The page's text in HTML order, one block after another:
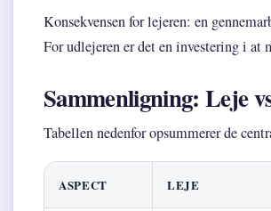
Konsekvensen for lejeren: en
For udlejeren er det en investering i
Sammenligning: Leje
Tabellen nedenfor opsummerer de
ASPECT LEJE